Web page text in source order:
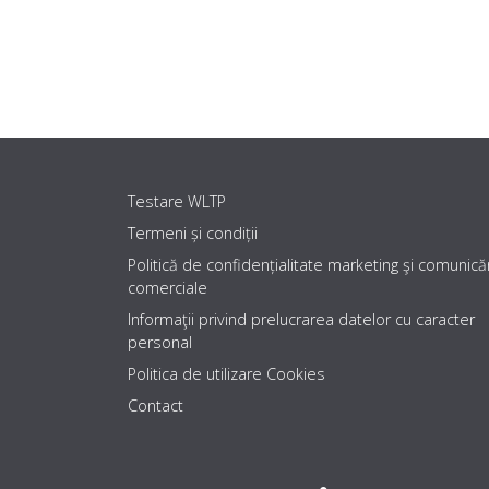
Testare WLTP
Termeni și condiții
Politică de confidențialitate marketing şi
comerciale
Informaţii privind prelucrarea datelor cu caracter
personal
Politica de utilizare Cookies
Contact